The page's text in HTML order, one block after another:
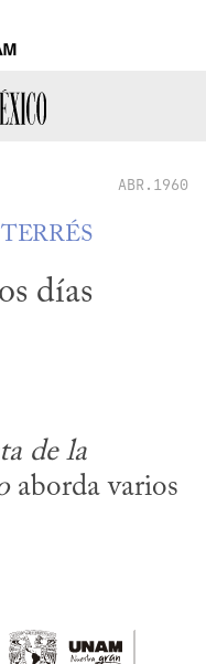
ABR.1960
días
de la
aborda varios